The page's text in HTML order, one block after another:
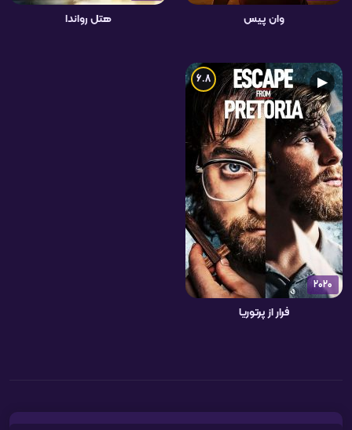
وان پیس هتل رواندا
2020
▶
6.8
فرار از پرتوریا